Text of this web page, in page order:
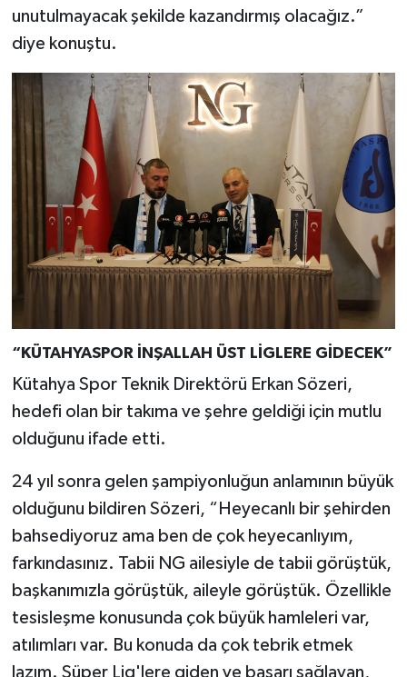
unutulmayacak şekilde kazandırmış olacağız.”
diye konuştu.
“KÜTAHYASPOR İNŞALLAH ÜST LİGLERE GİDECEK”
Kütahya Spor Teknik Direktörü Erkan Sözeri,
hedefi olan bir takıma ve şehre geldiği için mutlu
olduğunu ifade etti.
24 yıl sonra gelen şampiyonluğun anlamının büyük
olduğunu bildiren Sözeri, “Heyecanlı bir şehirden
bahsediyoruz ama ben de çok heyecanlıyım,
farkındasınız. Tabii NG ailesiyle de tabii görüştük,
başkanımızla görüştük, aileyle görüştük. Özellikle
tesisleşme konusunda çok büyük hamleleri var,
atılımları var. Bu konuda da çok tebrik etmek
lazım. Süper Lig'lere giden ve başarı sağlayan,